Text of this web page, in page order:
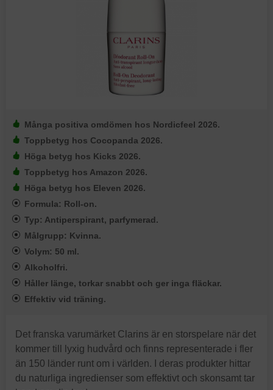
Många positiva omdömen hos Nordicfeel 2026.
Toppbetyg hos Cocopanda 2026.
Höga betyg hos Kicks 2026.
Toppbetyg hos Amazon 2026.
Höga betyg hos Eleven 2026.
Formula: Roll-on.
Typ: Antiperspirant, parfymerad.
Målgrupp: Kvinna.
Volym: 50 ml.
Alkoholfri.
Håller länge, torkar snabbt och ger inga fläckar.
Effektiv vid träning.
Det franska varumärket Clarins är en storspelare när det
kommer till lyxig hudvård och finns representerade i fler
än 150 länder runt om i världen. I deras produkter hittar
du naturliga ingredienser som effektivt och skonsamt tar